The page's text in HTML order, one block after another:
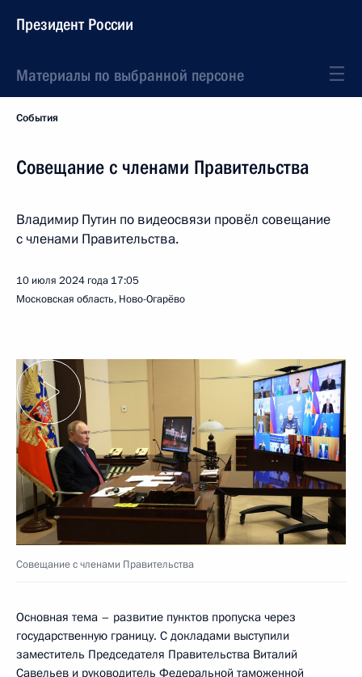
Президент России
Материалы по выбранной персоне
События
Совещание с членами Правительства
Владимир Путин по видеосвязи провёл совещание
с членами Правительства.
10 июля 2024 года 17:05
Московская область, Ново-Огарёво
Совещание с членами Правительства
Основная тема – развитие пунктов пропуска через
государственную границу. С докладами выступили
заместитель Председателя Правительства Виталий
Савельев и руководитель Федеральной таможенной